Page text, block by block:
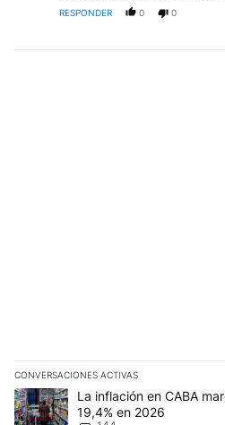
RESPONDER 0 0
CONVERSACIONES ACTIVAS
Este listado muestra los artículos
Un artículo de tendencia con el
La inflación en CABA
19,4% en 2026